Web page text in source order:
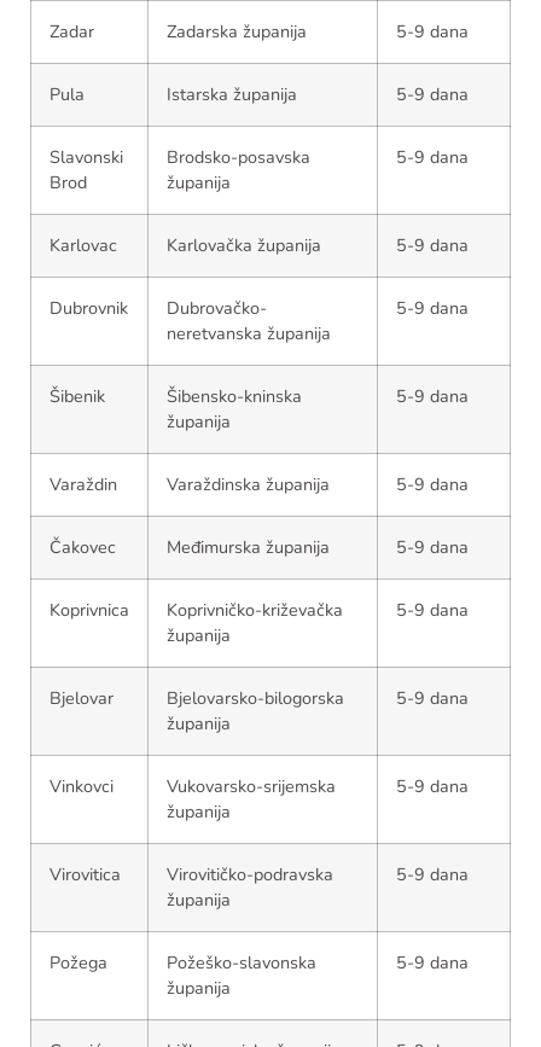
Zadar Zadarska županija 5-9 dana
Pula Istarska županija 5-9 dana
Slavonski
Brod
Brodsko-posavska
županija
5-9 dana
Karlovac Karlovačka županija 5-9 dana
Dubrovnik
Dubrovačko-
neretvanska županija
5-9 dana
Šibenik
Šibensko-kninska
županija
5-9 dana
Varaždin Varaždinska županija 5-9 dana
Čakovec Međimurska županija 5-9 dana
Koprivnica
Koprivničko-križevačka
županija
5-9 dana
Bjelovar
Bjelovarsko-bilogorska
županija
5-9 dana
Vinkovci
Vukovarsko-srijemska
županija
5-9 dana
Virovitica
Virovitičko-podravska
županija
5-9 dana
Požega
Požeško-slavonska
županija
5-9 dana